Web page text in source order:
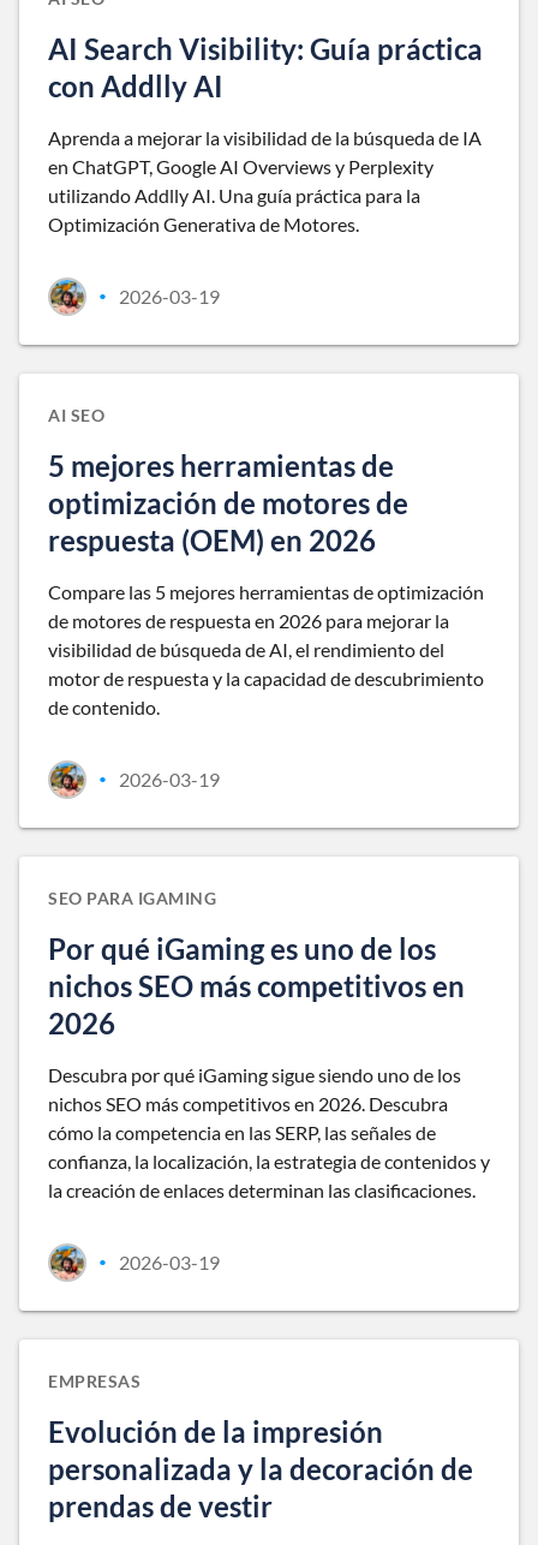
AI Search Visibility: Guía práctica
con Addlly AI
Aprenda a mejorar la visibilidad de la búsqueda de IA
en ChatGPT, Google AI Overviews y Perplexity
utilizando Addlly AI. Una guía práctica para la
Optimización Generativa de Motores.
• 2026-03-19
AI SEO
5 mejores herramientas de
optimización de motores de
respuesta (OEM) en 2026
Compare las 5 mejores herramientas de optimización
de motores de respuesta en 2026 para mejorar la
visibilidad de búsqueda de AI, el rendimiento del
motor de respuesta y la capacidad de descubrimiento
de contenido.
• 2026-03-19
SEO PARA IGAMING
Por qué iGaming es uno de los
nichos SEO más competitivos en
2026
Descubra por qué iGaming sigue siendo uno de los
nichos SEO más competitivos en 2026. Descubra
cómo la competencia en las SERP, las señales de
confianza, la localización, la estrategia de contenidos y
la creación de enlaces determinan las clasificaciones.
• 2026-03-19
EMPRESAS
Evolución de la impresión
personalizada y la decoración de
prendas de vestir